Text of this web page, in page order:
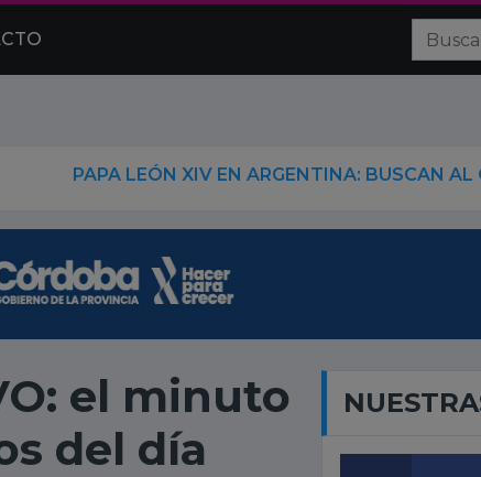
LEÓN XIV EN ARGENTINA: BUSCAN AL CREADOR
el minuto
del día